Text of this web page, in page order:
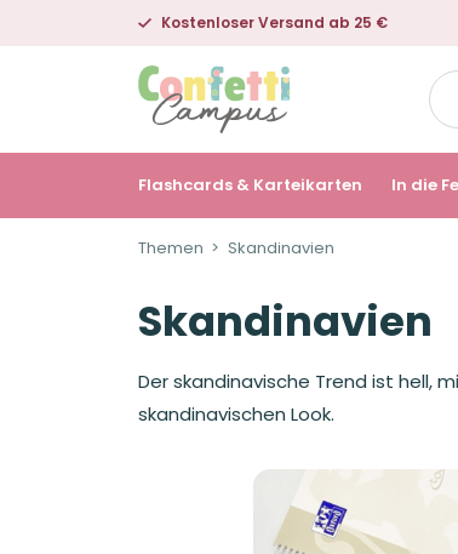
Kostenloser Versand ab 25 €
Flashcards & Karteikarten In die
Themen Skandinavien
Skandinavien
Der skandinavische Trend ist hell,
skandinavischen Look.